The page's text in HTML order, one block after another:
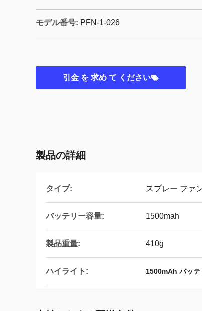
モデル番号: PFN-1-026
引金 を 求め て ください
製品の詳細
タイプ: スプレー ファ
バッテリー容量: 1500mah
製品重量: 410g
ハイライト: 1500mAh バッテ